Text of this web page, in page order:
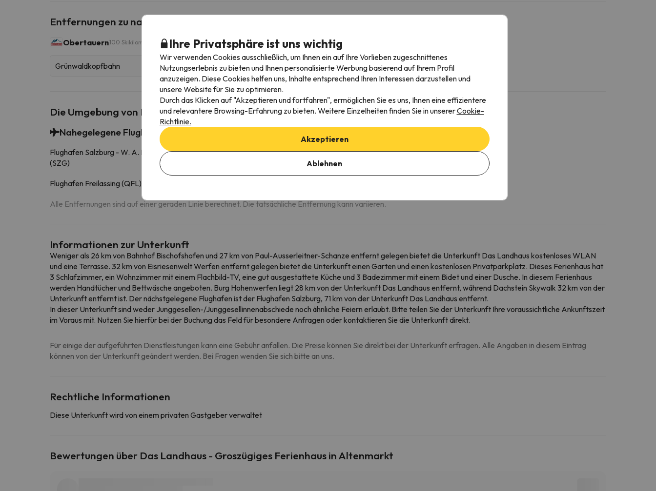
Entfernungen zu nahe gelegenen Skigebieten
Obertauern100 Skikilometer
Grünwaldkopfbahn 25.2 km 24 min
Die Umgebung von Das Landhaus - Groszügiges Ferienhaus in Altenmarkt
Nahegelegene Flughäfen
Flughafen Salzburg - W. A. Mozart
(SZG)
56.5 km
Flughafen Freilassing (QFL)
Alle Entfernungen sind auf einer geraden Linie berechnet. Die tatsächliche Entfernung kann variieren.
Informationen zur Unterkunft
Weniger als 26 km von Bahnhof Bischofshofen und 27 km von Paul-Ausserleitner-Schanze entfernt gelegen bietet die Unterkunft Das Landhaus kostenloses WLAN
und eine Terrasse. 32 km von Eisriesenwelt Werfen entfernt gelegen bietet die Unterkunft einen Garten und einen kostenlosen Privatparkplatz. Dieses Ferienhaus hat
3 Schlafzimmer, ein Wohnzimmer mit einem Flachbild-TV, eine gut ausgestattete Küche und 3 Badezimmer mit einem Bidet und einer Dusche. In diesem Ferienhaus
werden Handtücher und Bettwäsche angeboten. Burg Hohenwerfen liegt 28 km von der Unterkunft Das Landhaus entfernt, während Dachstein Skywalk 32 km von der
Unterkunft entfernt ist. Der nächstgelegene Flughafen ist der Flughafen Salzburg, 71 km von der Unterkunft Das Landhaus entfernt.
In dieser Unterkunft sind weder Junggesellen-/Junggesellinnenabschiede noch ähnliche Feiern erlaubt. Bitte teilen Sie der Unterkunft Ihre voraussichtliche Ankunftszeit
im Voraus mit. Nutzen Sie hierfür bei der Buchung das Feld für besondere Anfragen oder kontaktieren Sie die Unterkunft direkt.
Für einige der aufgeführten Dienstleistungen kann eine Gebühr anfallen. Die Preise können Sie direkt bei der Unterkunft erfragen. Alle Angaben in diesem Eintrag
können von der Unterkunft geändert werden. Bei Fragen wenden Sie sich bitte an uns.
Rechtliche Informationen
Diese Unterkunft wird von einem privaten Gastgeber verwaltet
Bewertungen über Das Landhaus - Groszügiges Ferienhaus in Altenmarkt
Ihre Privatsphäre ist uns wichtig
Wir verwenden Cookies ausschließlich, um Ihnen ein auf Ihre Vorlieben zugeschnittenes
Nutzungserlebnis zu bieten und Ihnen personalisierte Werbung basierend auf Ihrem Profil
anzuzeigen. Diese Cookies helfen uns, Inhalte entsprechend Ihren Interessen darzustellen und
unsere Website für Sie zu optimieren.
Durch das Klicken auf "Akzeptieren und fortfahren", ermöglichen Sie es uns, Ihnen eine effizientere
und relevantere Browsing-Erfahrung zu bieten. Weitere Einzelheiten finden Sie in unsererCookie-
Richtlinie.
Akzeptieren
Ablehnen